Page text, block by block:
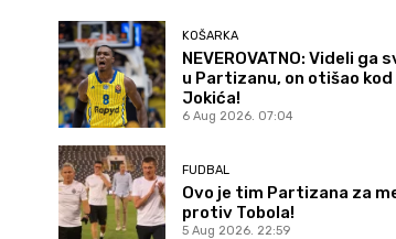
KOŠARKA
NEVEROVATNO: Videli ga
u Partizanu, on otišao kod
Jokića!
6 Aug 2026. 07:04
FUDBAL
Ovo je tim Partizana za
protiv Tobola!
5 Aug 2026. 22:59